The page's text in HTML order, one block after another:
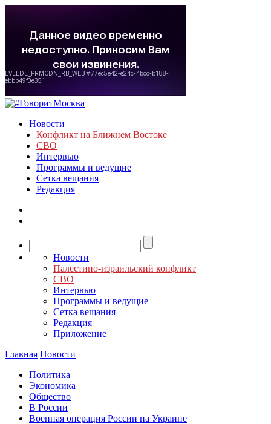
Новости
Конфликт на Ближнем Востоке
СВО
Интервью
Программы и ведущие
Сетка вещания
Редакция
Новости
Палестино-израильский конфликт
СВО
Интервью
Программы и ведущие
Сетка вещания
Редакция
Приложение
Главная Новости
Политика
Экономика
Общество
В России
Военная операция России на Украине